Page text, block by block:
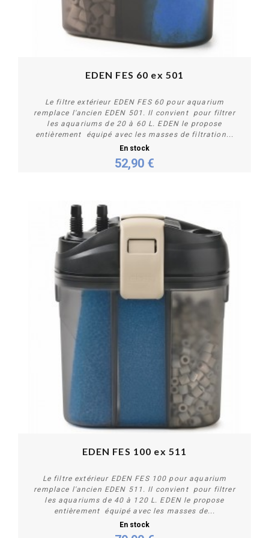
Acheter
EDEN FES 60 ex 501
Le filtre extérieur EDEN FES 60 pour aquarium
remplace l'ancien EDEN 501. Il convient pour filtrer
les aquariums de 20 à 60 L. EDEN le propose
entièrement équipé avec les masses de filtration...
En stock
52,90 €
EDEN FES 100 ex 511
Le filtre extérieur EDEN FES 100 pour aquarium
remplace l'ancien EDEN 511. Il convient pour filtrer
les aquariums de 40 à 120 L. EDEN le propose
entièrement équipé avec les masses de...
En stock